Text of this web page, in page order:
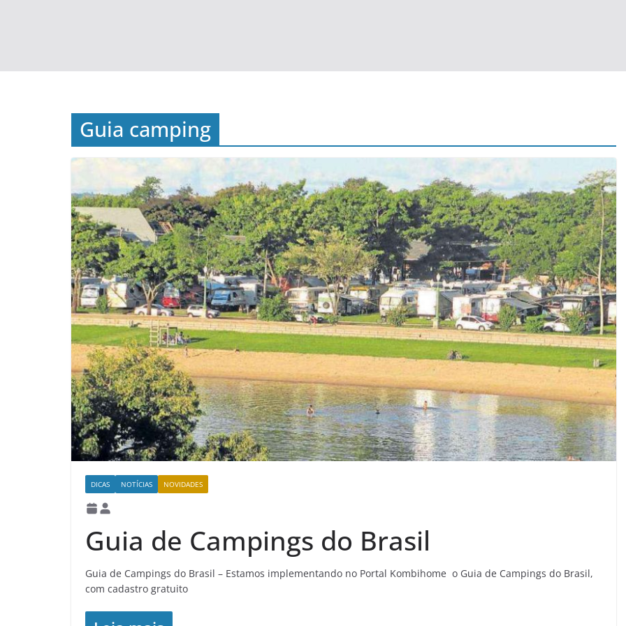
Guia camping
DICAS NOTÍCIAS NOVIDADES
Guia de Campings do Brasil
Guia de Campings do Brasil – Estamos implementando no Portal Kombihome o Guia de Campings do Brasil,
com cadastro gratuito